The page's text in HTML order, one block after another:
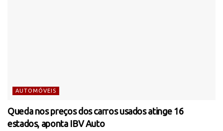
AUTOMÓVEIS
Queda nos preços dos carros usados atinge 16
estados, aponta IBV Auto